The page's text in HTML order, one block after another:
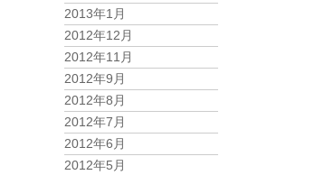
2013年1月
2012年12月
2012年11月
2012年9月
2012年8月
2012年7月
2012年6月
2012年5月